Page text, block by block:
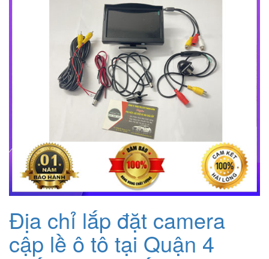
Địa chỉ lắp đặt camera
cập lề ô tô tại Quận 4